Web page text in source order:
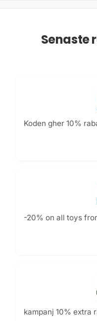
Senaste
Koden gher 10%
-20% on all toys
kampanj 10% extra